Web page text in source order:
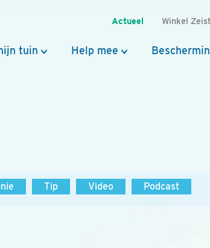
Actueel Winkel Zeist
tuin Help mee
Tip Video Podcast